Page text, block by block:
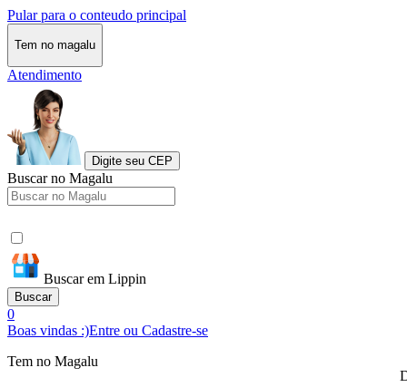
Pular para o conteudo principal
Tem no magalu
Atendimento
Digite seu CEP
Buscar no Magalu
Buscar em Lippin
Buscar
0
Boas vindas :)Entre ou Cadastre-se
Tem no Magalu